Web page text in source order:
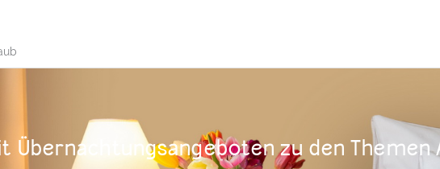
Übernachtungsangeboten zu den Themen